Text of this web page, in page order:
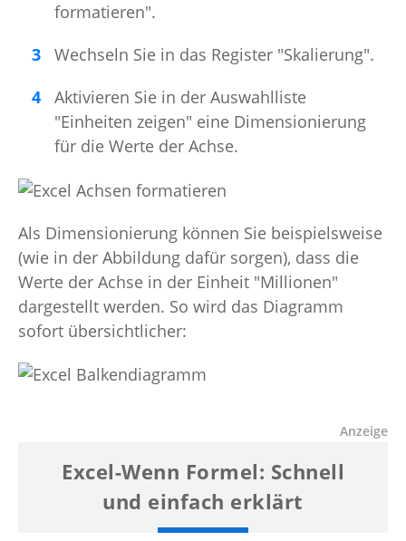
formatieren".
Wechseln Sie in das Register "Skalierung".
Aktivieren Sie in der Auswahlliste
"Einheiten zeigen" eine Dimensionierung
für die Werte der Achse.
Als Dimensionierung können Sie beispielsweise
(wie in der Abbildung dafür sorgen), dass die
Werte der Achse in der Einheit "Millionen"
dargestellt werden. So wird das Diagramm
sofort übersichtlicher: